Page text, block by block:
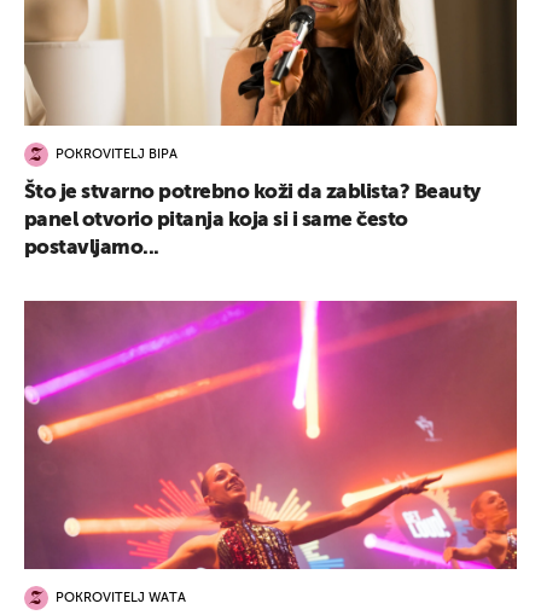
POKROVITELJ BIPA
Što je stvarno potrebno koži da zablista? Beauty
panel otvorio pitanja koja si i same često
postavljamo...
POKROVITELJ WATA